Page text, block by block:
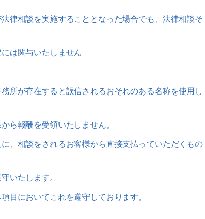
律相談を実施することとなった場合でも、法律相談そ
は関与いたしません
所が存在すると誤信されるおそれのある名称を使用し
ら報酬を受領いたしません。
、相談をされるお客様から直接支払っていただくもの
いたします。
においてこれを遵守しております。